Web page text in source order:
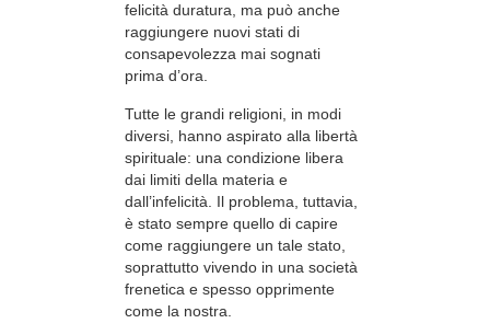
felicità duratura, ma può anche
raggiungere nuovi stati di
consapevolezza mai sognati
prima d’ora.
Tutte le grandi religioni, in modi
diversi, hanno aspirato alla libertà
spirituale: una condizione libera
dai limiti della materia e
dall’infelicità. Il problema, tuttavia,
è stato sempre quello di capire
come raggiungere un tale stato,
soprattutto vivendo in una società
frenetica e spesso opprimente
come la nostra.